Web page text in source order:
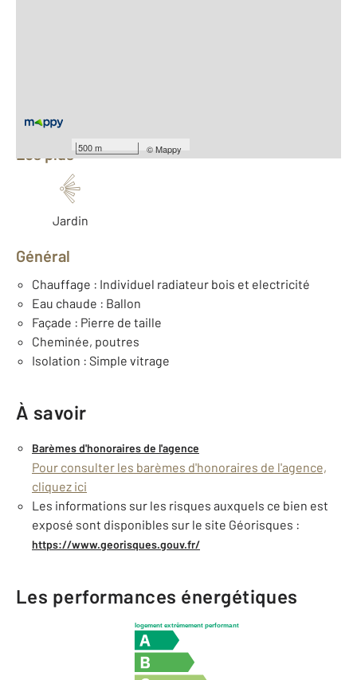
500 m ©Mappy
Équipements
Les plus
Jardin
Général
Chauffage : Individuel radiateur bois et electricité
Eau chaude : Ballon
Façade : Pierre de taille
Cheminée, poutres
Isolation : Simple vitrage
À savoir
Barèmes d'honoraires de l'agence
Pour consulter les barèmes d'honoraires de l'agence,
cliquez ici
Les informations sur les risques auxquels ce bien est
exposé sont disponibles sur le site Géorisques :
https://www.georisques.gouv.fr/
Les performances énergétiques
logement extrêmement performant